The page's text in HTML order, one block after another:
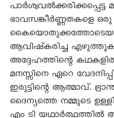
ഭാവസങ്കീർണ്ണതകളെ ഒരു
ആവിഷ്കരിച്ച
അദ്ദേഹത്തിന്റെ
മനസ്സിനെ ഏറെ
ഇരുട്ടിന്റെ ആത്മാവ്.
ദൈന്യത്തെ നമ്മുടെ